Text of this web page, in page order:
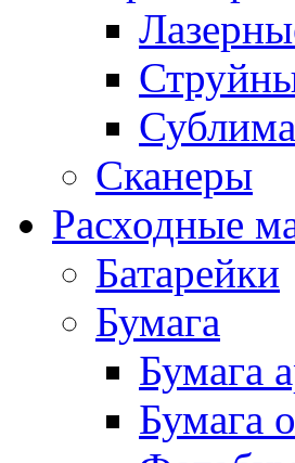
Сканеры
Расходные
Батарейки
Бумага
Бумага
Бумага